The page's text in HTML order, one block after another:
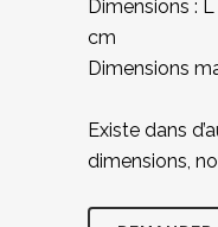
Dimensions :
cm
Dimensions
Existe dans
dimensions,